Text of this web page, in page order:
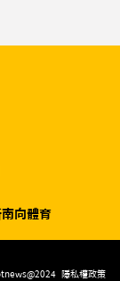
向體育
隱私權政策